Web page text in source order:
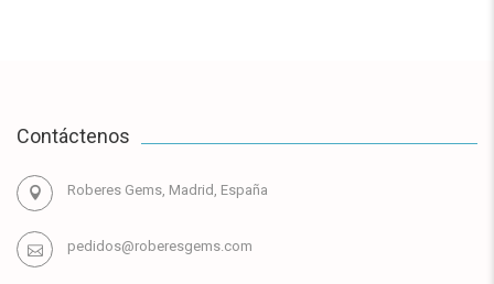
Contáctenos
Roberes Gems, Madrid, España
pedidos@roberesgems.com